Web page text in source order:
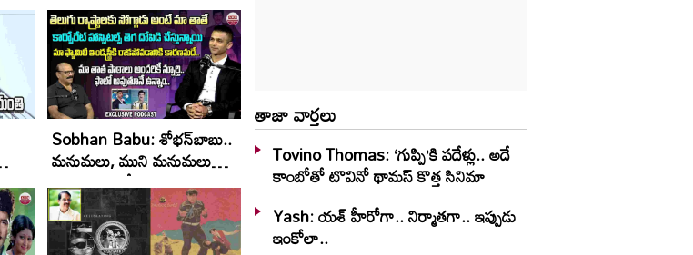
Sobhan Babu: శోభన్‌బాబు..
మ‌నుమ‌లు, ముని మ‌నుమ‌లు
ఎంత‌మందంటే!
తాజా వార్తలు
Tovino Thomas: ‘గుప్పి’కి పదేళ్లు.. అదే
కాంబోతో టొవినో థామస్‌ కొత్త సినిమా
Yash: యశ్ హీరోగా.. నిర్మాతగా.. ఇప్పుడు
ఇంకోలా..